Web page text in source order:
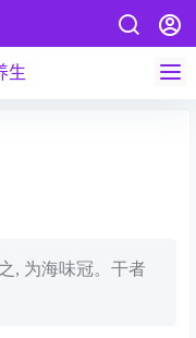
生
, 为海味冠。干者